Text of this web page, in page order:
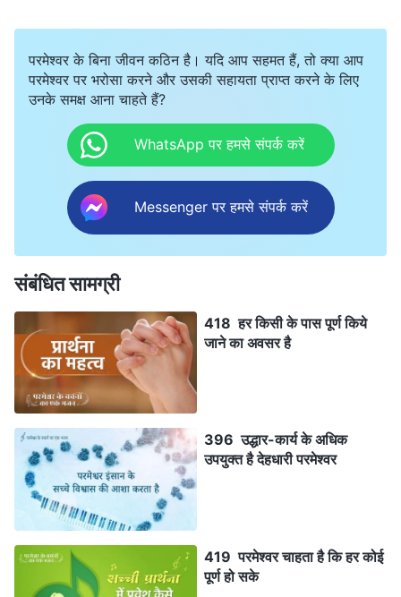
परमेश्वर के बिना जीवन कठिन है। यदि आप सहमत हैं, तो क्या आप
परमेश्वर पर भरोसा करने और उसकी सहायता प्राप्त करने के लिए
उनके समक्ष आना चाहते हैं?
WhatsApp पर हमसे संपर्क करें
Messenger पर हमसे संपर्क करें
संबंधित सामग्री
418 हर किसी के पास पूर्ण किये
जाने का अवसर है
396 उद्धार-कार्य के अधिक
उपयुक्त है देहधारी परमेश्वर
419 परमेश्वर चाहता है कि हर कोई
पूर्ण हो सके